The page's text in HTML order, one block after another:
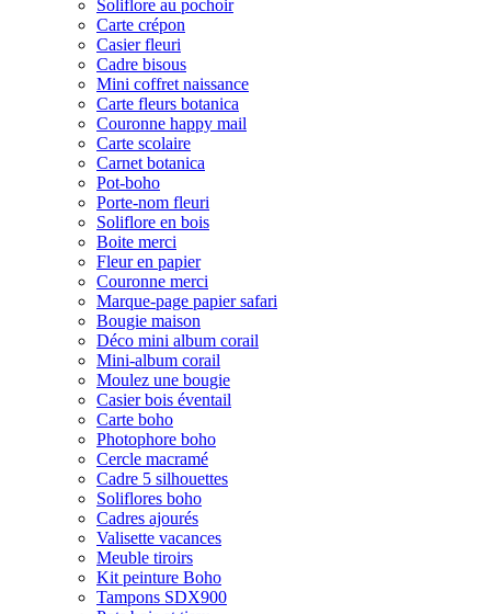
Soliflore au pochoir
Carte crépon
Casier fleuri
Cadre bisous
Mini coffret naissance
Carte fleurs botanica
Couronne happy mail
Carte scolaire
Carnet botanica
Pot-boho
Porte-nom fleuri
Soliflore en bois
Boite merci
Fleur en papier
Couronne merci
Marque-page papier safari
Bougie maison
Déco mini album corail
Mini-album corail
Moulez une bougie
Casier bois éventail
Carte boho
Photophore boho
Cercle macramé
Cadre 5 silhouettes
Soliflores boho
Cadres ajourés
Valisette vacances
Meuble tiroirs
Kit peinture Boho
Tampons SDX900